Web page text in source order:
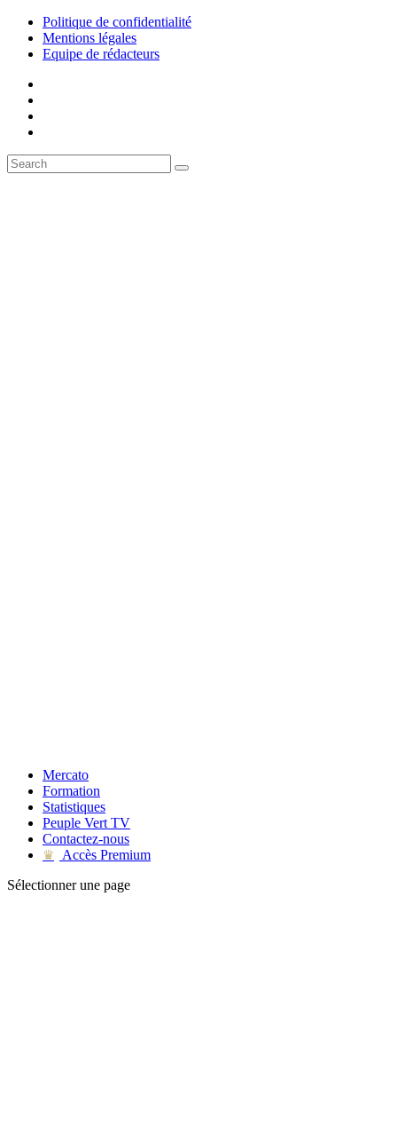
Politique de confidentialité
Mentions légales
Equipe de rédacteurs
Mercato
Formation
Statistiques
Peuple Vert TV
Contactez-nous
♛
Accès Premium
Sélectionner une page